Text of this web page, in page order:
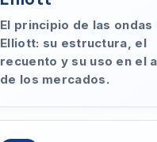
El principio de las ondas
Elliott: su estructura, el
recuento y su uso en el
de los mercados.